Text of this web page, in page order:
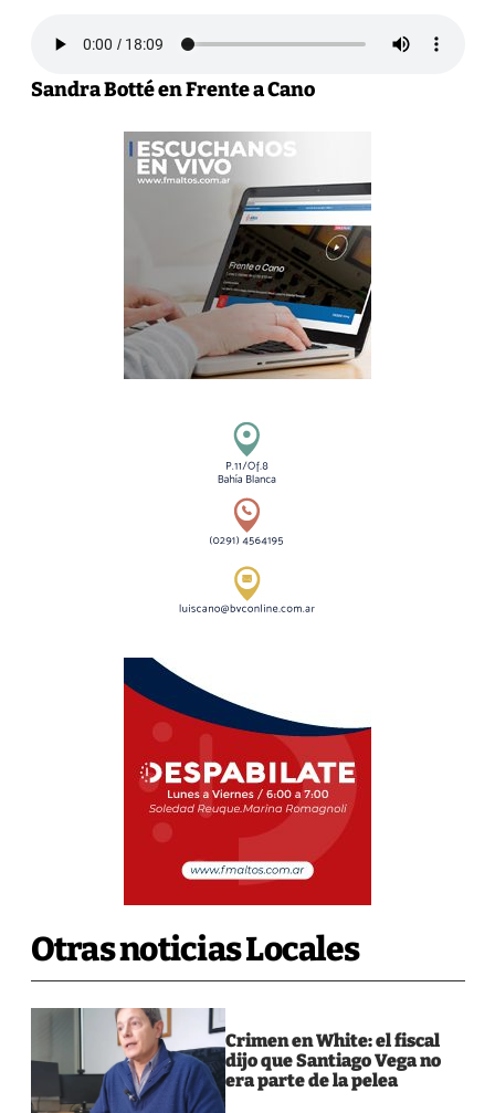
Sandra Botté en Frente a Cano
Otras noticias Locales
Crimen en White: el fiscal
dijo que Santiago Vega no
era parte de la pelea